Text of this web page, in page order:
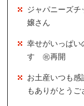
ジャパニーズ
嬢さん
幸せがいっぱ
す ㊗再開
お土産いつも
もありがとう